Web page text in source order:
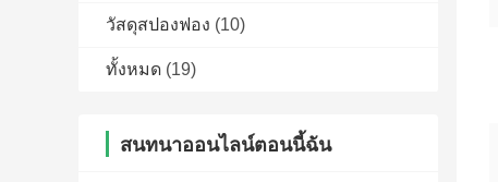
วัสดุสปองฟอง (10)
ทั้งหมด (19)
สนทนาออนไลน์ตอนนี้ฉัน